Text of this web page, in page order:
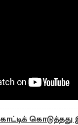
காட்டிக்